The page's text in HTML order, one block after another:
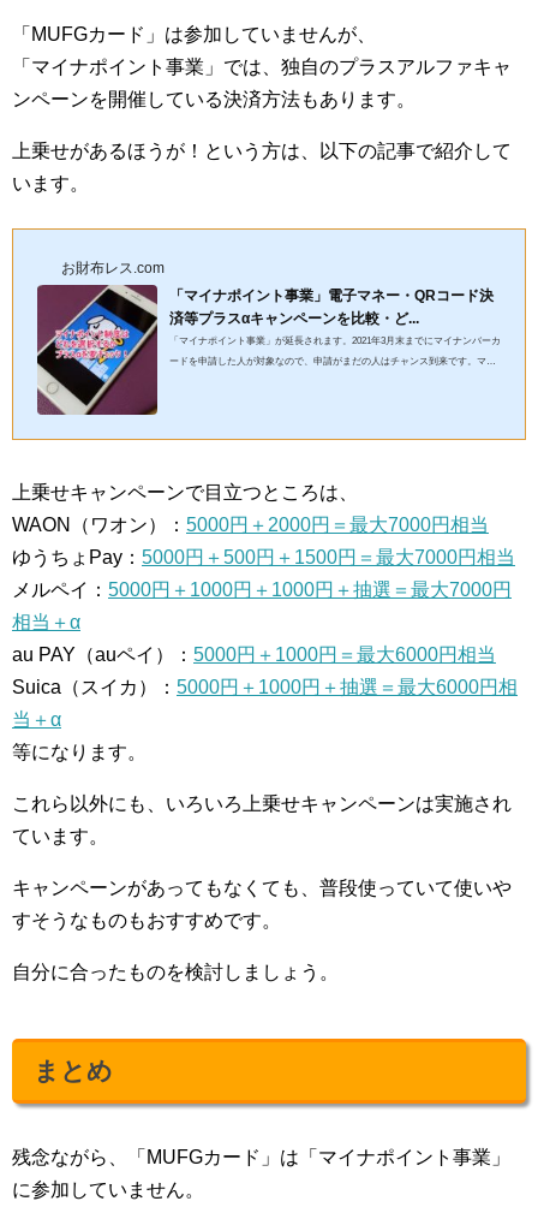
「MUFGカード」は参加していませんが、
「マイナポイント事業」では、独自のプラスアルファキャ
ンペーンを開催している決済方法もあります。
上乗せがあるほうが！という方は、以下の記事で紹介して
います。
お財布レス.com
「マイナポイント事業」電子マネー・QRコード決
済等プラスαキャンペーンを比較・ど...
「マイナポイント事業」が延長されます。2021年3月末までにマイナンバーカ
ードを申請した人が対象なので、申請がまだの人はチャンス到来です。マイ
上乗せキャンペーンで目立つところは、
WAON（ワオン）： 5000円＋2000円＝最大7000円相当
ゆうちょPay： 5000円＋500円＋1500円＝最大7000円相当
メルペイ： 5000円＋1000円＋1000円＋抽選＝最大7000円
相当＋α
au PAY（auペイ）： 5000円＋1000円＝最大6000円相当
Suica（スイカ）： 5000円＋1000円＋抽選＝最大6000円相
当＋α
等になります。
これら以外にも、いろいろ上乗せキャンペーンは実施され
ています。
キャンペーンがあってもなくても、普段使っていて使いや
すそうなものもおすすめです。
自分に合ったものを検討しましょう。
まとめ
残念ながら、「MUFGカード」は「マイナポイント事業」
に参加していません。